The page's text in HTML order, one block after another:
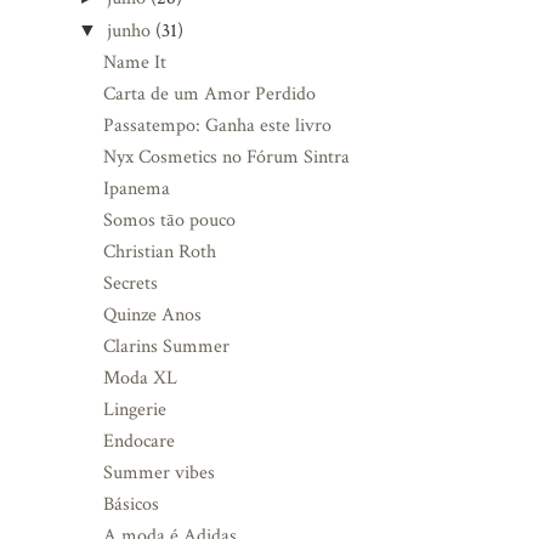
▼ junho (31)
Name It
Carta de um Amor Perdido
Passatempo: Ganha este livro
Nyx Cosmetics no Fórum Sintra
Ipanema
Somos tão pouco
Christian Roth
Secrets
Quinze Anos
Clarins Summer
Moda XL
Lingerie
Endocare
Summer vibes
Básicos